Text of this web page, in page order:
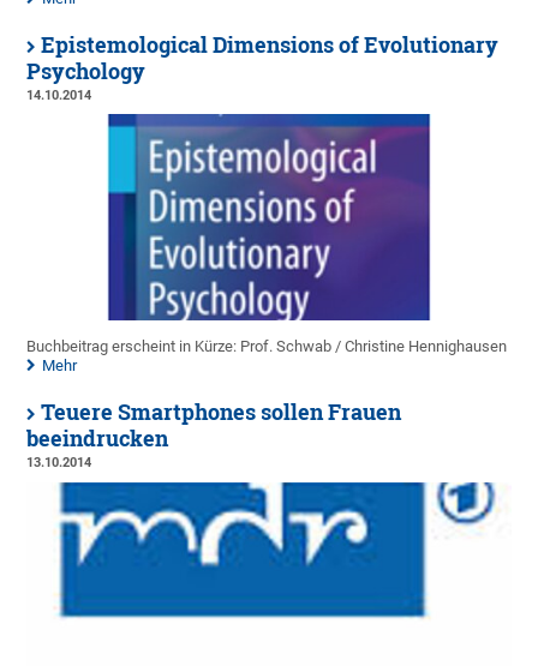
Epistemological Dimensions of Evolutionary
Psychology
14.10.2014
Buchbeitrag erscheint in Kürze: Prof. Schwab / Christine Hennighausen
Mehr
Teuere Smartphones sollen Frauen
beeindrucken
13.10.2014